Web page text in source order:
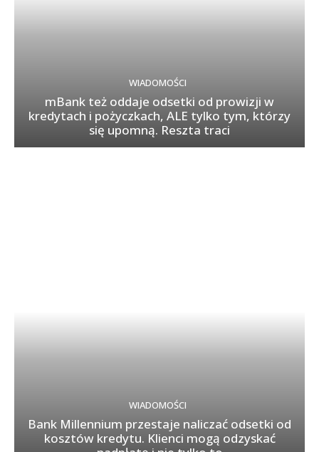
WIADOMOŚCI
mBank też oddaje odsetki od prowizji w
kredytach i pożyczkach, ALE tylko tym, którzy
się upomną. Reszta traci
WIADOMOŚCI
Bank Millennium przestaje naliczać odsetki od
kosztów kredytu. Klienci mogą odzyskać